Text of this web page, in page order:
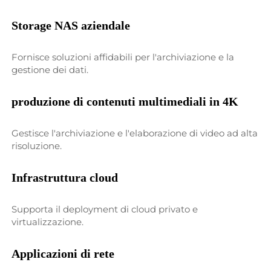
Storage NAS aziendale
Fornisce soluzioni affidabili per l'archiviazione e la
gestione dei dati.
produzione di contenuti multimediali in 4K
Gestisce l'archiviazione e l'elaborazione di video ad alta
risoluzione.
Infrastruttura cloud
Supporta il deployment di cloud privato e
virtualizzazione.
Applicazioni di rete